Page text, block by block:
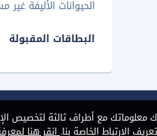
الحيوانات الأليفة
البطاقات المقبولة
مع أطراف ثالثة لتخصيص
الارتباط الخاصة بنا.انقر هنا